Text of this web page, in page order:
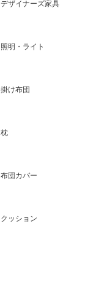
デザイナーズ家具
照明・ライト
掛け布団
枕
布団カバー
クッション